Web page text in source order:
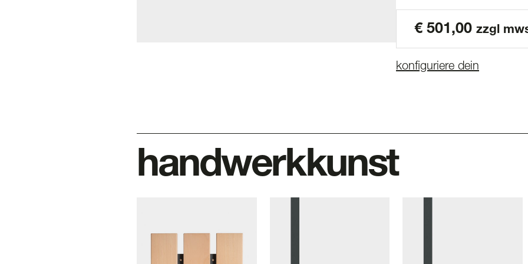
€501,00 zzgl
konfiguriere dein
handwerkkunst